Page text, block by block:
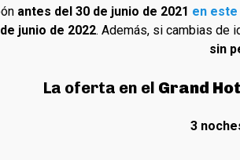
antes del 30 de junio de 2021 en
junio de 2022. Además, si cambias de
sin
La oferta en el Grand
3